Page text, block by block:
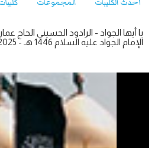
يا أيها الجواد - الرادود الحسيني الحاج
الإمام الجواد عليه السلام 1446 هـ - 2025 م - إصدار استوديو